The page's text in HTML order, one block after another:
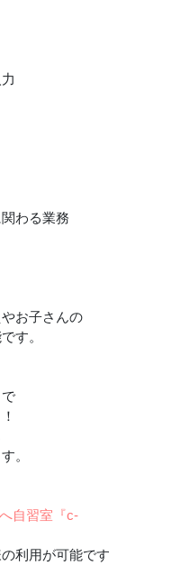
わる業務
お子さんの
す。
。
自習室『c-
利用が可能です